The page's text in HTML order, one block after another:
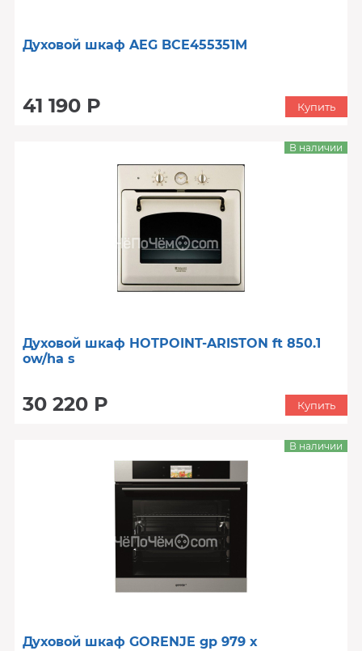
Духовой шкаф AEG BCE455351M
41 190 Р Купить
Духовой шкаф HOTPOINT-ARISTON ft 850.1
ow/ha s
30 220 Р
В наличии
Купить
Духовой шкаф GORENJE gp 979 x
В наличии